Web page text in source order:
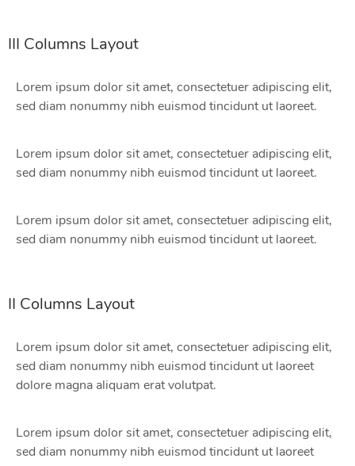
III Columns Layout
Lorem ipsum dolor sit amet, consectetuer adipiscing elit,
sed diam nonummy nibh euismod tincidunt ut laoreet.
Lorem ipsum dolor sit amet, consectetuer adipiscing elit,
sed diam nonummy nibh euismod tincidunt ut laoreet.
Lorem ipsum dolor sit amet, consectetuer adipiscing elit,
sed diam nonummy nibh euismod tincidunt ut laoreet.
II Columns Layout
Lorem ipsum dolor sit amet, consectetuer adipiscing elit,
sed diam nonummy nibh euismod tincidunt ut laoreet
dolore magna aliquam erat volutpat.
Lorem ipsum dolor sit amet, consectetuer adipiscing elit,
sed diam nonummy nibh euismod tincidunt ut laoreet